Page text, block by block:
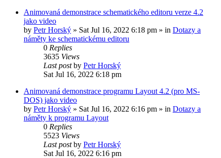
Animovaná demonstrace schematického editoru verze 4.2
jako video
by Petr Horský » Sat Jul 16, 2022 6:18 pm » in Dotazy a
náměty ke schematickému editoru
0 Replies
3635 Views
Last postby Petr Horský
Sat Jul 16, 2022 6:18 pm
Animovaná demonstrace programu Layout 4.2 (pro MS-
DOS) jako video
by Petr Horský » Sat Jul 16, 2022 6:16 pm » in Dotazy a
náměty k programu Layout
0 Replies
5523 Views
Last postby Petr Horský
Sat Jul 16, 2022 6:16 pm